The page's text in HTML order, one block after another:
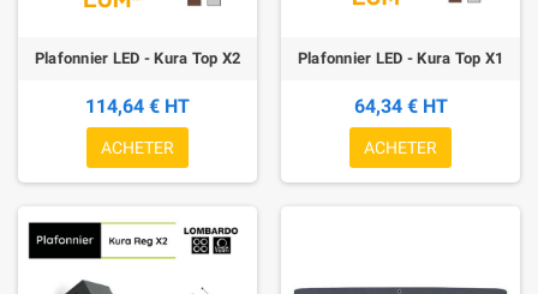
Plafonnier LED - Kura Top X2
114,64 € HT
ACHETER
Plafonnier LED - Kura Top X1
64,34 € HT
ACHETER